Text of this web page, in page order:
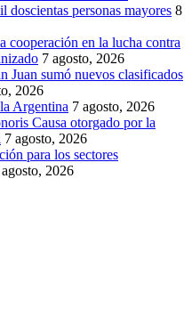
doscientas personas mayores 8
en la lucha contra
7 agosto, 2026
Juan sumó nuevos clasificados
2026
Argentina 7 agosto, 2026
Causa otorgado por la
7 agosto, 2026
para los sectores
2026